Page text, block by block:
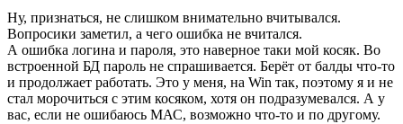
Ну, признаться, не слишком внимательно вчитывался.
Вопросики заметил, а чего ошибка не вчитался.
А ошибка логина и пароля, это наверное таки мой косяк. Во
встроенной БД пароль не спрашивается. Берёт от балды что-то
и продолжает работать. Это у меня, на Win так, поэтому я и не
стал морочиться с этим косяком, хотя он подразумевался. А у
вас, если не ошибаюсь МАС, возможно что-то и по другому.